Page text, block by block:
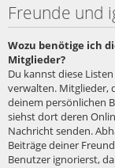
Freunde und
Wozu benötige ich
Mitglieder?
Du kannst diese
verwalten. Mitglieder,
deinem persönlichen
siehst dort deren
Nachricht senden.
Beiträge deiner
Benutzer ignorierst,